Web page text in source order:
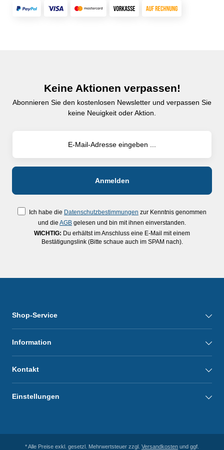
Keine Aktionen verpassen!
Abonnieren Sie den kostenlosen Newsletter und verpassen Sie
keine Neuigkeit oder Aktion.
Ich habe die Datenschutzbestimmungen zur Kenntnis genommen
und die AGB gelesen und bin mit ihnen einverstanden.
WICHTIG: Du erhältst im Anschluss eine E-Mail mit einem
Bestätigungslink (Bitte schaue auch im SPAM nach).
Shop-Service
Information
Kontakt
Einstellungen
* Alle Preise exkl. gesetzl. Mehrwertsteuer zzgl. Versandkosten und ggf.